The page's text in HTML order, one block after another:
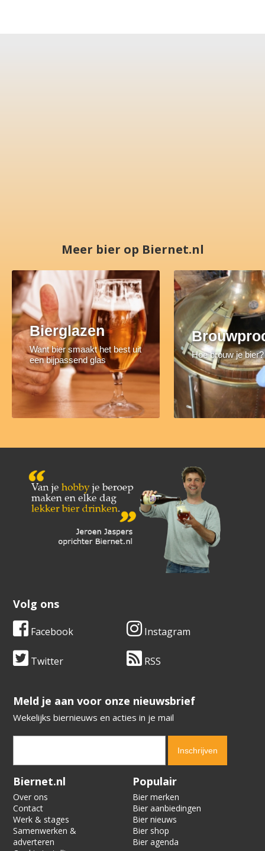
Meer bier op Biernet.nl
Bierglazen
Want bier smaakt het best uit
een bijpassend glas
Hoe brouw je bier?
Volg ons
Facebook Instagram
Twitter RSS
​​​​​​​Meld je aan voor onze nieuwsbrief
Wekelijks biernieuws en acties in je mail
Verification code:
Biernet.nl
Over ons
Contact
Werk & stages
Samenwerken &
adverteren
Populair
Bier merken
Bier aanbiedingen
Bier nieuws
Bier shop
Bier agenda